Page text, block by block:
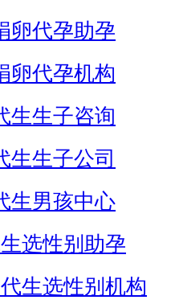
卵代孕助孕
卵代孕机构
生生子咨询
生生子公司
生男孩中心
选性别助孕
生选性别机构